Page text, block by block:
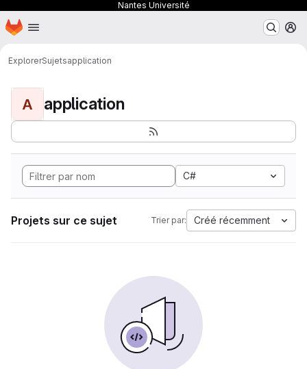
Nantes Université
Passer au contenu principal
Page d'accueil
ExplorerSujetsapplication
A application
C#
Projets sur ce sujet Trier par: Créé récemment